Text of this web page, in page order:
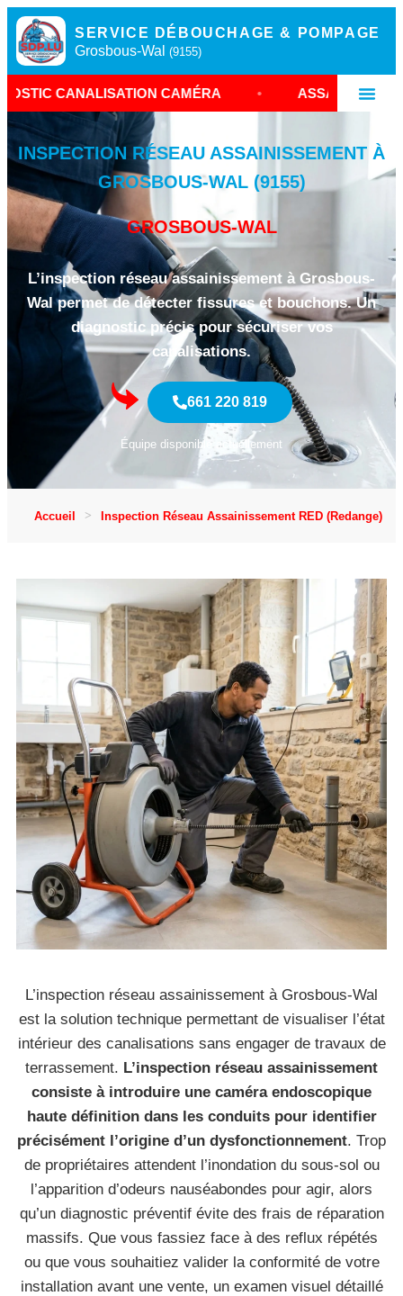
SERVICE DÉBOUCHAGE & POMPAGE
Grosbous-Wal (9155)
CAMÉRA • ASSAINISSEMENT
INSPECTION RÉSEAU ASSAINISSEMENT À
GROSBOUS-WAL (9155)
GROSBOUS-WAL
L’inspection réseau assainissement à Grosbous-
Wal permet de détecter fissures et bouchons. Un
diagnostic précis pour sécuriser vos
canalisations.
661 220 819
Équipe disponible actuellement
Accueil Inspection Réseau Assainissement RED (Redange)
L’inspection réseau assainissement à Grosbous-Wal
est la solution technique permettant de visualiser l’état
intérieur des canalisations sans engager de travaux de
terrassement. L’inspection réseau assainissement
consiste à introduire une caméra endoscopique
haute définition dans les conduits pour identifier
précisément l’origine d’un dysfonctionnement. Trop
de propriétaires attendent l’inondation du sous-sol ou
l’apparition d’odeurs nauséabondes pour agir, alors
qu’un diagnostic préventif évite des frais de réparation
massifs. Que vous fassiez face à des reflux répétés
ou que vous souhaitiez valider la conformité de votre
installation avant une vente, un examen visuel détaillé